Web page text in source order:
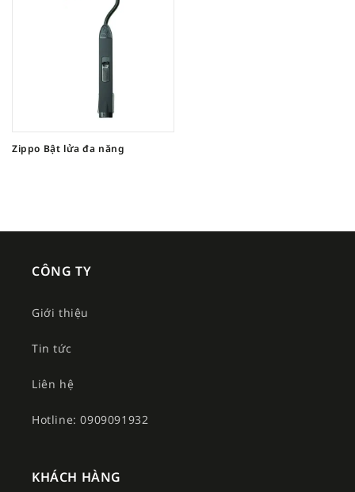
Zippo Bật lửa đa năng
CÔNG TY
Giới thiệu
Tin tức
Liên hệ
Hotline: 0909091932
KHÁCH HÀNG